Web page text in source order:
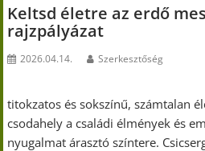
Keltsd életre az erdő
rajzpályázat
2026.04.14. Szerkesztőség
titokzatos és sokszínű, számtalan
csodahely a családi élmények és
nyugalmat árasztó színtere.